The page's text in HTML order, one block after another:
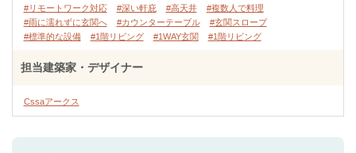
#リモートワーク対応
#深い軒庇 #高天井
#複数人で料理
#雨に濡れずに玄関へ
#カウンターテーブル
#玄関スロープ
#標準的な設備
#1階リビング #1WAY玄関 #1階リビング
担当建築家・デザイナー
Cssaアークス